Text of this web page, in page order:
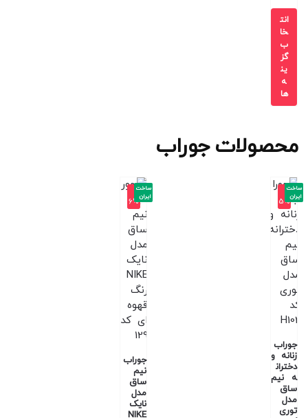
انت
خا
ب
گز
ین
ه
ها
محصولات جوراب
-1
5%
جوراب
زنانه و
دختران
ه نیم
ساق
مدل
توری
ساخت
ایران
-1
6%
جوراب
نیم
ساق
مدل
نایک
NIKE
ساخت
ایران